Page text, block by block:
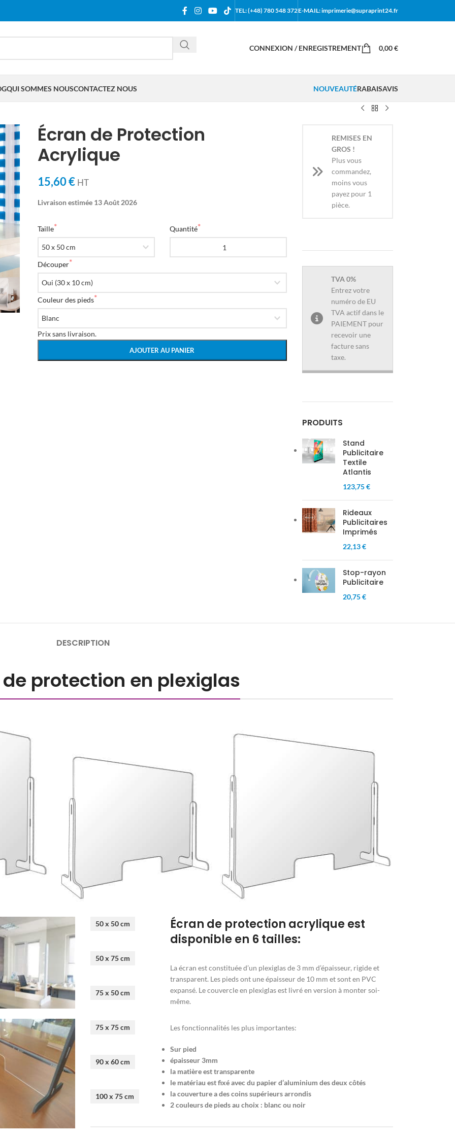
TEL: (+48) 780 548 372E-MAIL: imprimerie@supraprint24.fr
CONNEXION / ENREGISTREMENT 0,00€
QUI SOMMES NOUSCONTACTEZ NOUS NOUVEAUTÉRABAISAVIS
Écran de Protection
Acrylique
15,60 € HT
Livraison estimée 13 Août 2026
Taille Quantité
Découper
Couleur des pieds
Prix ​​sans livraison.
AJOUTER AU PANIER
REMISES EN
GROS !
Plus vous
commandez,
moins vous
payez pour 1
pièce.
TVA 0%
Entrez votre
numéro de EU
TVA actif dans le
PAIEMENT pour
recevoir une
facture sans
taxe.
PRODUITS
Stand
Publicitaire
Textile
Atlantis
123,75 €
Rideaux
Publicitaires
Imprimés
22,13 €
Stop-rayon
Publicitaire
20,75 €
DESCRIPTION
protection en plexiglas
50 x 50 cm
50 x 75 cm
75 x 50 cm
75 x 75 cm
90 x 60 cm
100 x 75 cm
Écran de protection acrylique est
disponible en 6 tailles:
La écran est constituée d’un plexiglas de 3 mm d’épaisseur, rigide et
transparent. Les pieds ont une épaisseur de 10 mm et sont en PVC
expansé. Le couvercle en plexiglas est livré en version à monter soi-
même.
Les fonctionnalités les plus importantes:
Sur pied
épaisseur 3mm
la matière est transparente
le matériau est fixé avec du papier d’aluminium des deux côtés
la couverture a des coins supérieurs arrondis
2 couleurs de pieds au choix : blanc ou noir